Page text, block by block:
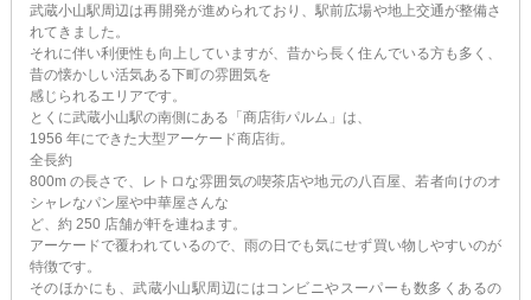
武蔵小山駅周辺は再開発が進められており、駅前広場や地上交通が整備さ
れてきました。
それに伴い利便性も向上していますが、昔から長く住んでいる方も多く、
昔の懐かしい活気ある下町の雰囲気を
感じられるエリアです。
とくに武蔵小山駅の南側にある「商店街パルム」は、
1956 年にできた大型アーケード商店街。
全長約
800m の長さで、レトロな雰囲気の喫茶店や地元の八百屋、若者向けのオ
シャレなパン屋や中華屋さんな
ど、約 250 店舗が軒を連ねます。
アーケードで覆われているので、雨の日でも気にせず買い物しやすいのが
特徴です。
そのほかにも、武蔵小山駅周辺にはコンビニやスーパーも数多くあるの